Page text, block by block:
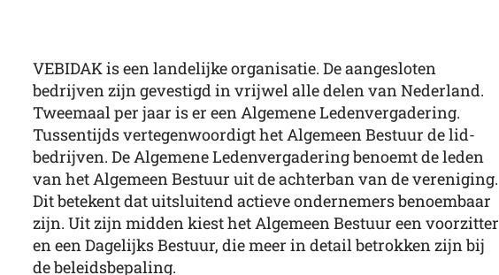
VEBIDAK is een landelijke organisatie. De aangesloten
bedrijven zijn gevestigd in vrijwel alle delen van Nederland.
Tweemaal per jaar is er een Algemene Ledenvergadering.
Tussentijds vertegenwoordigt het Algemeen Bestuur de lid-
bedrijven. De Algemene Ledenvergadering benoemt de leden
van het Algemeen Bestuur uit de achterban van de vereniging.
Dit betekent dat uitsluitend actieve ondernemers benoembaar
zijn. Uit zijn midden kiest het Algemeen Bestuur een voorzitter
en een Dagelijks Bestuur, die meer in detail betrokken zijn bij
de beleidsbepaling.